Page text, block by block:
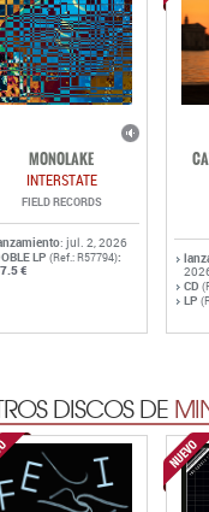
MONOLAKE
INTERSTATE
FIELD RECORDS
: jul. 2, 2026
DOBLE LP(Ref.: R57794)